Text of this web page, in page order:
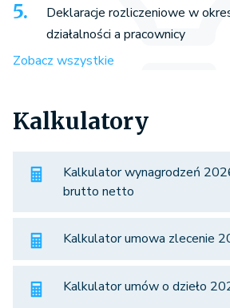
Deklaracje rozliczeniowe w
działalności a pracownicy
Zobacz wszystkie
Kalkulatory
Kalkulator wynagrodzeń
brutto netto
Kalkulator umowa zlecenie
Kalkulator umów o dzieło